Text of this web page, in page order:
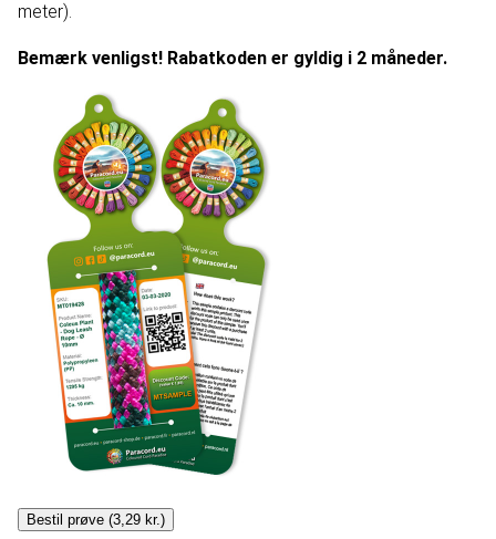
meter).
Bemærk venligst! Rabatkoden er gyldig i 2 måneder.
Bestil prøve (3,29 kr.)